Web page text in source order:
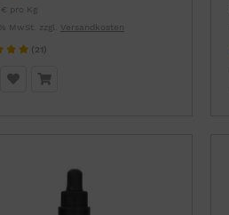
pro Kg
MwSt. zzgl.
Versandkosten
(21)